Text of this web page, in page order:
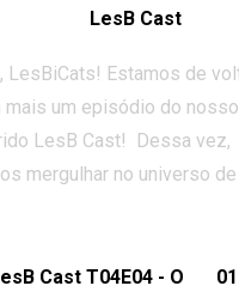
LesB Cast
LesBiCats! Estamos de
mais um episódio do nosso
LesB Cast! Dessa vez,
mergulhar no universo de
debates intensos
Cast T04E04 - O